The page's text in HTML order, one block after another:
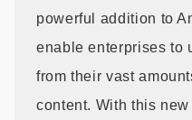
powerful addition to
enable enterprises to
from their vast
content. With this